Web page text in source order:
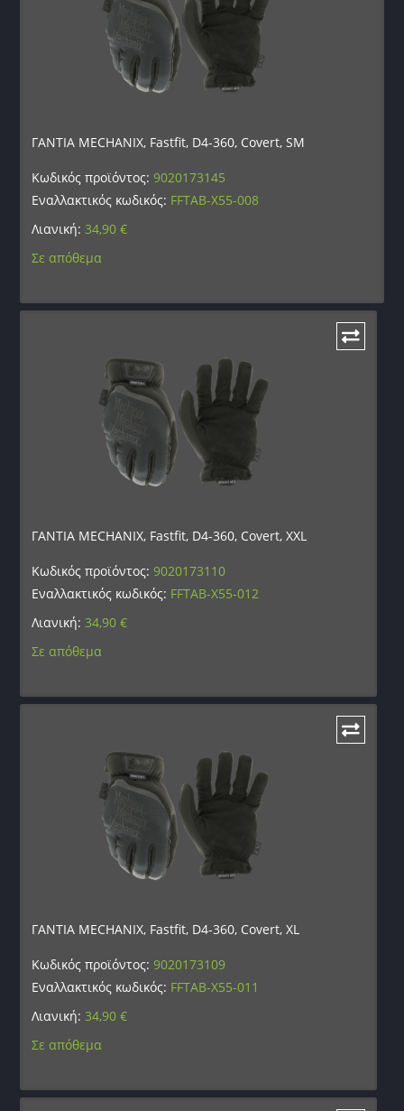
ΓΑΝΤΙΑ MECHANIX, Fastfit, D4-360, Covert, SM
Κωδικός προϊόντος:9020173145
Εναλλακτικός κωδικός: FFTAB-X55-008
Λιανική: 34,90€
Σε απόθεμα
ΓΑΝΤΙΑ MECHANIX, Fastfit, D4-360, Covert, XXL
Κωδικός προϊόντος:9020173110
Εναλλακτικός κωδικός: FFTAB-X55-012
Λιανική: 34,90€
Σε απόθεμα
ΓΑΝΤΙΑ MECHANIX, Fastfit, D4-360, Covert, XL
Κωδικός προϊόντος:9020173109
Εναλλακτικός κωδικός: FFTAB-X55-011
Λιανική: 34,90€
Σε απόθεμα